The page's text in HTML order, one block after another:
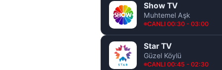
Show TV
Muhtemel Aşk
CANLI 00:30 - 03:00
Star TV
Güzel Köylü
CANLI 00:45 - 02:30